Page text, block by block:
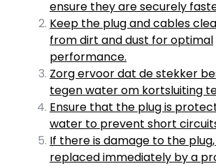
ensure they are securely
Keep the plug and cables
from dirt and dust for optimal
performance.
Zorg ervoor dat de stekker
tegen water om kortsluiting
Ensure that the plug is
water to prevent short
If there is damage to the
replaced immediately by a